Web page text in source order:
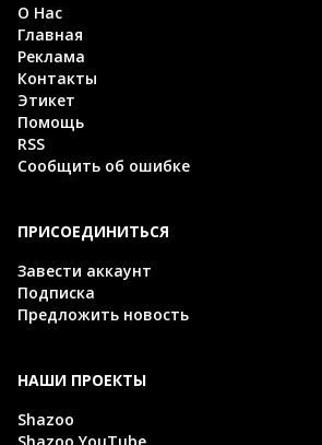
О Нас
Главная
Реклама
Контакты
Этикет
Помощь
RSS
Сообщить об ошибке
ПРИСОЕДИНИТЬСЯ
Завести аккаунт
Подписка
Предложить новость
НАШИ ПРОЕКТЫ
Shazoo